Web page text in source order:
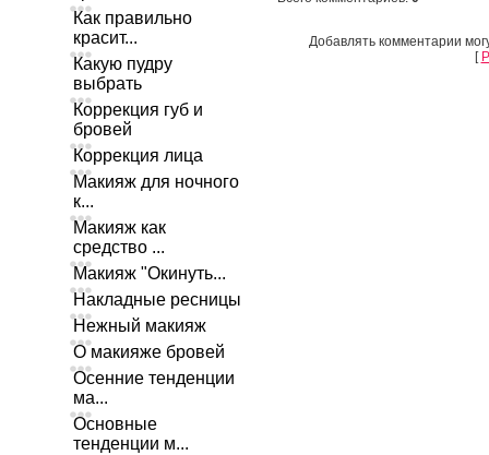
Как правильно
красит...
Какую пудру
выбрать
Коррекция губ и
бровей
Коррекция лица
Макияж для ночного
к...
Макияж как
средство ...
Макияж "Окинуть...
Накладные ресницы
Нежный макияж
О макияже бровей
Осенние тенденции
ма...
Основные
тенденции м...
Добавлять комментарии
[